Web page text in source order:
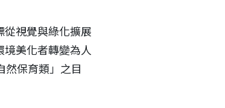
從視覺與綠化擴展
境美化者轉變為人
然保育類」之目